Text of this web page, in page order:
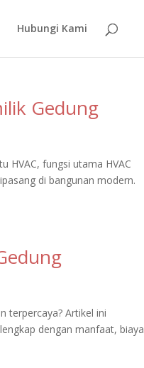
Hubungi Kami
Gedung
HVAC, fungsi utama HVAC
di bangunan modern.
terpercaya? Artikel ini
dengan manfaat, biaya